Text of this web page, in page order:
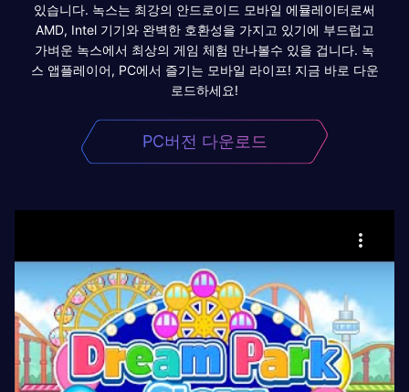
있습니다. 녹스는 최강의 안드로이드 모바일 에뮬레이터로써
AMD, Intel 기기와 완벽한 호환성을 가지고 있기에 부드럽고
가벼운 녹스에서 최상의 게임 체험 만나볼수 있을 겁니다. 녹
스 앱플레이어, PC에서 즐기는 모바일 라이프! 지금 바로 다운
로드하세요!
PC버전 다운로드